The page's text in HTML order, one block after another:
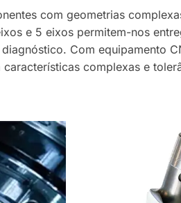
com geometrias
e 5 eixos permitem-nos
Com equipamento
complexas e